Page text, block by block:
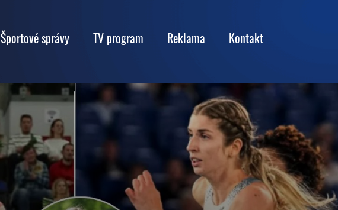
Športové správy TV program Reklama Kontakt